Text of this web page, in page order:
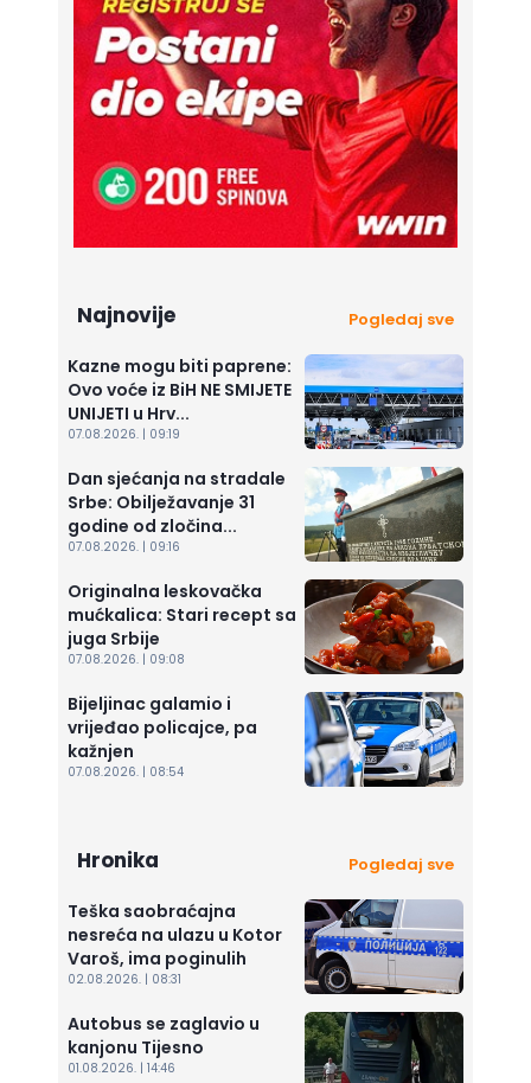
Najnovije Pogledaj sve
Kazne mogu biti paprene:
Ovo voće iz BiH NE SMIJETE
UNIJETI u Hrv...
07.08.2026. | 09:19
Dan sjećanja na stradale
Srbe: Obilježavanje 31
godine od zločina...
07.08.2026. | 09:16
Originalna leskovačka
mućkalica: Stari recept sa
juga Srbije
07.08.2026. | 09:08
Bijeljinac galamio i
vrijeđao policajce, pa
kažnjen
07.08.2026. | 08:54
Hronika Pogledaj sve
Teška saobraćajna
nesreća na ulazu u Kotor
Varoš, ima poginulih
02.08.2026. | 08:31
Autobus se zaglavio u
kanjonu Tijesno
01.08.2026. | 14:46